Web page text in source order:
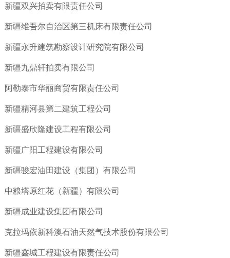
新疆双兴拍卖有限责任公司
新疆维吾尔自治区第三机床有限责任公司
新疆永升建筑勘察设计研究院有限公司
新疆九鼎轩拍卖有限公司
阿勒泰市华丽商贸有限责任公司
新疆精河县第二建筑工程公司
新疆盛欣隆建设工程有限公司
新疆广阳工程建设有限公司
新疆骏宏油田建设（集团）有限公司
中粮塔原红花（新疆）有限公司
新疆成业建设集团有限公司
克拉玛依新科澳石油天然气技术股份有限公司
新疆鑫城工程建设有限责任公司